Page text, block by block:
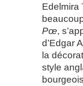
Edelmira
Pœ,
d’Edgar
la
style